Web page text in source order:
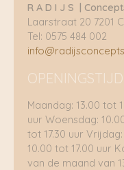
R A D I J S |
Laarstraat 20 7201
Tel: 0575 484 002
Maandag: 13.00 tot
uur Woensdag:
tot 17.30 uur
10.00 tot 17.00 uur
van de maand van